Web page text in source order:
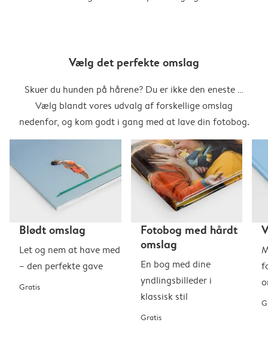
Vælg det perfekte omslag
Skuer du hunden på hårene? Du er ikke den eneste …
Vælg blandt vores udvalg af forskellige omslag
nedenfor, og kom godt i gang med at lave din fotobog.
Blødt omslag
Let og nem at have med
– den perfekte gave
Gratis
Fotobog med hårdt
omslag
En bog med dine
yndlingsbilleder i
klassisk stil
Gratis